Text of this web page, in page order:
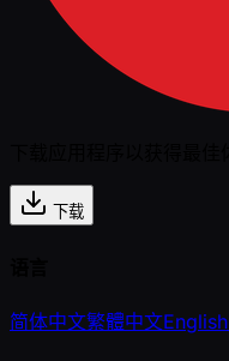
下载
简体中文繁體中文English